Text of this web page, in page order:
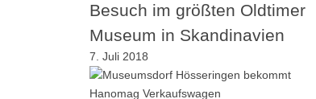
Besuch im größten Oldtimer
Museum in Skandinavien
7. Juli 2018